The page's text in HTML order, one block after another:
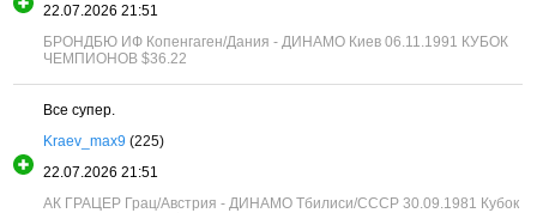
22.07.2026 21:51
БРОНДБЮ ИФ Копенгаген/Дания - ДИНАМО Киев 06.11.1991 КУБОК
ЧЕМПИОНОВ $36.22
Все супер.
Kraev_max9 (225)
22.07.2026 21:51
АК ГРАЦЕР Грац/Австрия - ДИНАМО Тбилиси/СССР 30.09.1981 Кубок